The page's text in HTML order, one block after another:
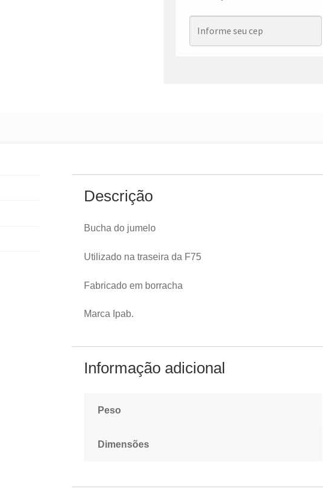
Descrição
Bucha do jumelo
Utilizado na traseira da F75
Fabricado em borracha
Marca Ipab.
Informação adicional
Peso
Dimensões